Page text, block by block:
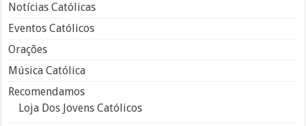
Notícias Católicas
Eventos Católicos
Orações
Música Católica
Recomendamos
Loja Dos Jovens Católicos